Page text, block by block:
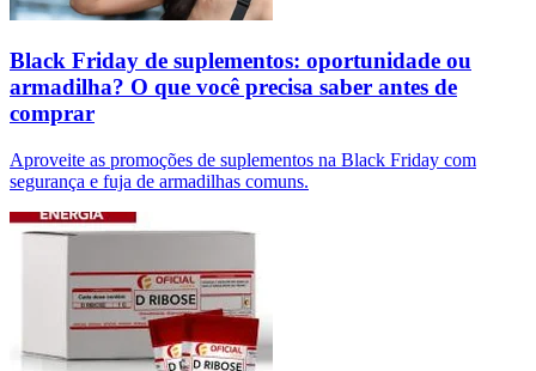
Black Friday de suplementos: oportunidade ou
armadilha? O que você precisa saber antes de
comprar
Aproveite as promoções de suplementos na Black Friday com
segurança e fuja de armadilhas comuns.